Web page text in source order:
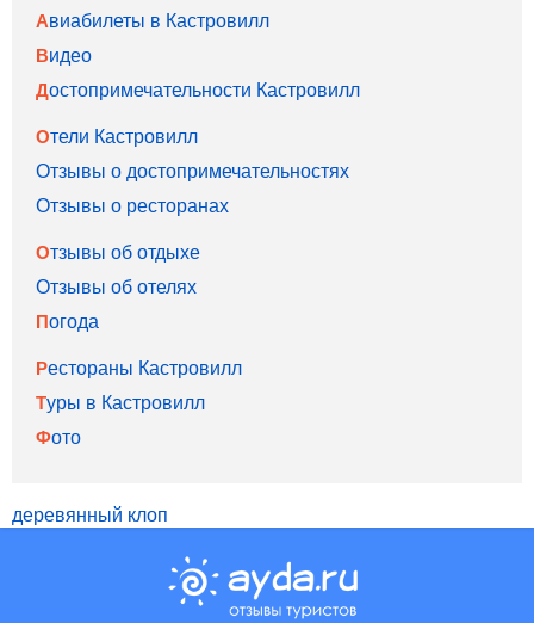
Авиабилеты в Кастровилл
Видео
Достопримечательности Кастровилл
Отели Кастровилл
Отзывы о достопримечательностях
Отзывы о ресторанах
Отзывы об отдыхе
Отзывы об отелях
Погода
Рестораны Кастровилл
Туры в Кастровилл
Фото
деревянный клоп